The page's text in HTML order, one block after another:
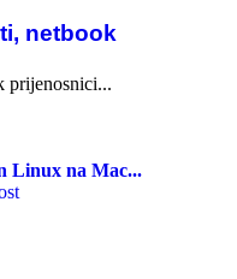
netbook
prijenosnici...
Linux na Mac...